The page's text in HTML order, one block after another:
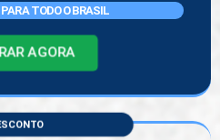
TODO O BRASIL
AGORA